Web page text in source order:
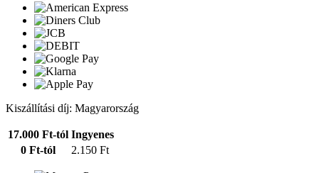
Kiszállítási díj: Magyarország
17.000 Ft-tól Ingyenes
0 Ft-tól
2.150 Ft